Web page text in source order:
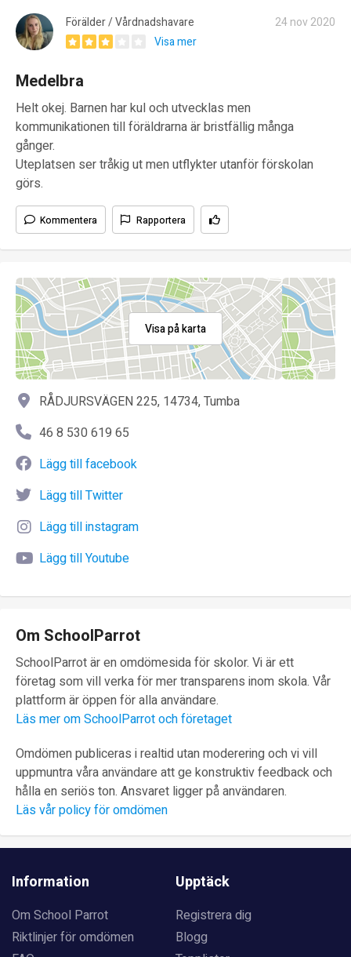
Förälder / Vårdnadshavare
24 nov 2020
Visa mer
Medelbra
Helt okej. Barnen har kul och utvecklas men
kommunikationen till föräldrarna är bristfällig många
gånger.
Uteplatsen ser tråkig ut men utflykter utanför förskolan
görs.
Kommentera Rapportera
Visa på karta
RÅDJURSVÄGEN 225, 14734, Tumba
46 8 530 619 65
Lägg till facebook
Lägg till Twitter
Lägg till instagram
Lägg till Youtube
Om SchoolParrot
SchoolParrot är en omdömesida för skolor. Vi är ett
företag som vill verka för mer transparens inom skola. Vår
plattform är öppen för alla användare.
Läs mer om SchoolParrot och företaget
Omdömen publiceras i realtid utan moderering och vi vill
uppmuntra våra användare att ge konstruktiv feedback och
hålla en seriös ton. Ansvaret ligger på användaren.
Läs vår policy för omdömen
Information
Om School Parrot
Riktlinjer för omdömen
Upptäck
Registrera dig
Blogg